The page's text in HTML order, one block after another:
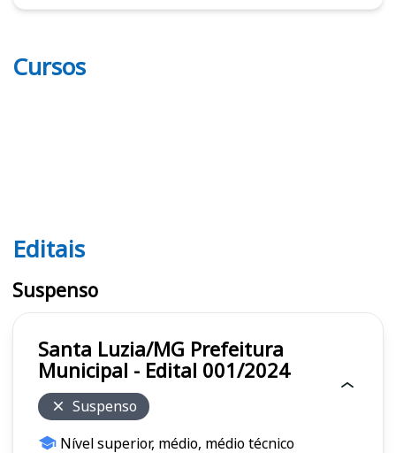
Cursos
Editais
Editais
Suspenso
Santa Luzia/MG Prefeitura
Municipal - Edital 001/2024
Suspenso
Nível superior, médio, médio técnico